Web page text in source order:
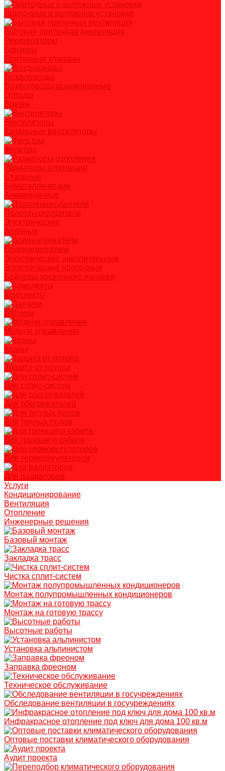
Приточные и вытяжные установки
Бытовая приточная вентиляция
Рекуператоры
Бризеры
Приточные клапаны
Воздуховоды
Воздуховоды оцинкованные
Отводы
Врезки
Вентиляторы
Канальные вентиляторы
Фильтры
Радиаторы отопления
Стальные
Биметаллические
Алюминиевые
Полотенцесушители
Электрические
Водяные
Водонагреватели
Электрические накопительные
Электрические проточные
Бойлеры косвенного нагрева
Комплекты
Датчики
Модули управления
Краны
Защита от потопа
Для сплит-систем
Для обогревателей
Для теплых полов
Для греющего кабеля
Для терморегуляторов
Для радиаторов
Услуги
Кондиционирование
Вентиляция
Отопление
Инженерные решения
Базовый монтаж
Закладка трасс
Чистка сплит-систем
Монтаж полупромышленных кондиционеров
Монтаж на готовую трассу
Высотные работы
Установка альпинистом
Заправка фреоном
Техническое обслуживание
Обследование вентиляции в госучреждениях
Инфракрасное отопление под ключ для дома 100 кв.м
Оптовые поставки климатического оборудования
Аудит проекта